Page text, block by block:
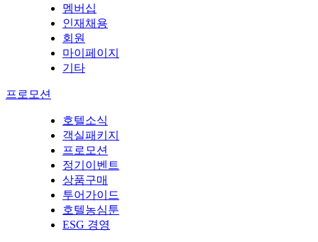
멤버십
인재채용
회원
마이페이지
기타
프로모션
호텔소식
객실패키지
프로모션
정기이벤트
상품구매
투어가이드
호텔농심툰
ESG 경영